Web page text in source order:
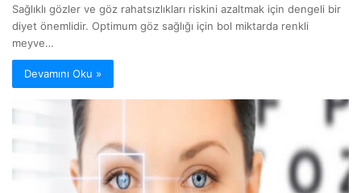
Sağlıklı gözler ve göz rahatsızlıkları riskini azaltmak için dengeli bir
diyet önemlidir. Optimum göz sağlığı için bol miktarda renkli
meyve…
Devamını Oku »